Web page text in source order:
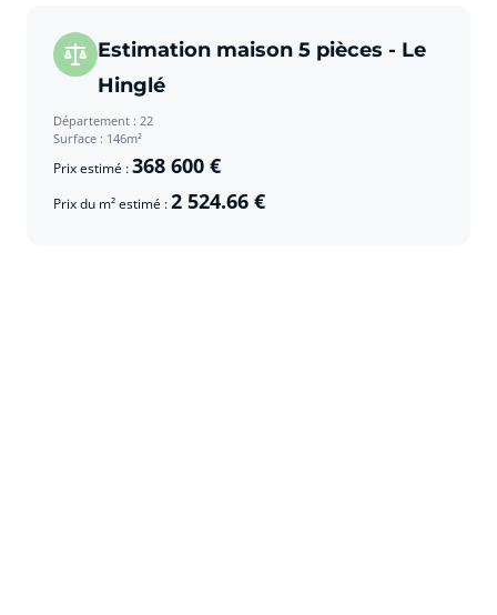
Estimation maison 5 pièces - Le
Hinglé
Département : 22
Surface : 146m²
Prix estimé :368 600 €
Prix du m² estimé :2 524.66 €